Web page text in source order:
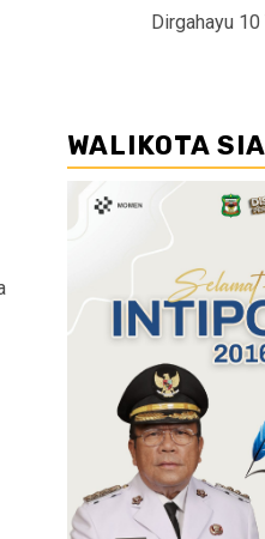
Dirgahayu
WALIKOTA